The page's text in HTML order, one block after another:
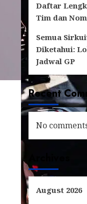
Daftar
Tim dan
Semua
Diketahui:
Jadwal GP
Recent
No
August 2026